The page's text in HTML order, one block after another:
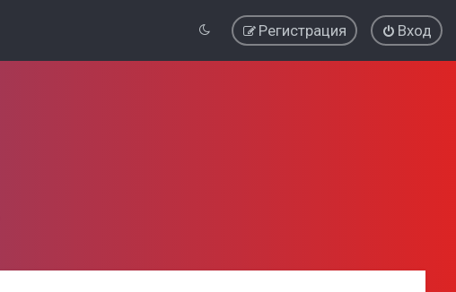
Вход
Регистрация